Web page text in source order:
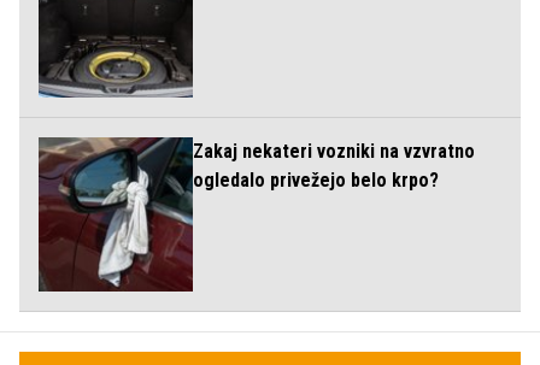
Zakaj nekateri vozniki na vzvratno
ogledalo privežejo belo krpo?